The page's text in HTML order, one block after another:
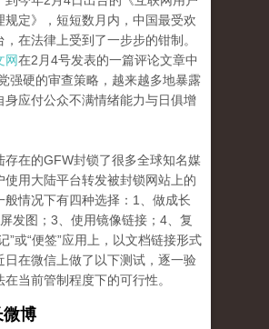
规定》，短短数月内，中国最受欢
在法律上受到了一步步的钳制。
网在2月4号发表的一篇评论文章中
强硬的审查策略，越来越多地暴露
身应付公众不满情绪能力与日俱增
存在的GFW封锁了很多全球知名媒
使用大陆平台转发被封锁网站上的
般情况下有四种选择：1、做成长
发图；3、使用镜像链接；4、复
”或“便签”应用上，以文档链接形式
日在微信上做了以下测试，逐一验
当前管制程度下的可行性。
微博